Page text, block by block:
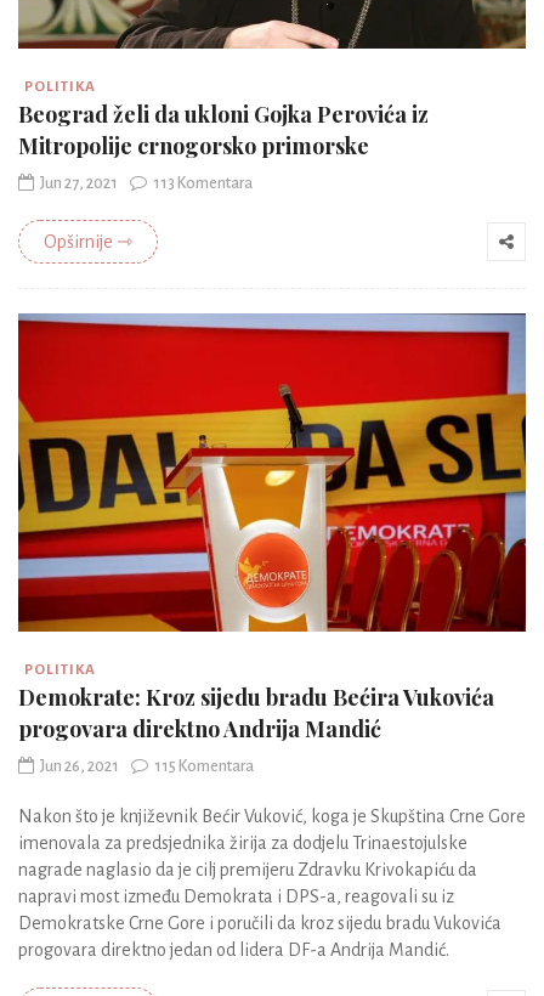
POLITIKA
Beograd želi da ukloni Gojka Perovića iz
Mitropolije crnogorsko primorske
Jun 27, 2021 113 Komentara
Opširnije ⇾
POLITIKA
Demokrate: Kroz sijedu bradu Bećira Vukovića
progovara direktno Andrija Mandić
Jun 26, 2021 115 Komentara
Nakon što je književnik Bećir Vuković, koga je Skupština Crne Gore
imenovala za predsjednika žirija za dodjelu Trinaestojulske
nagrade naglasio da je cilj premijeru Zdravku Krivokapiću da
napravi most između Demokrata i DPS-a, reagovali su iz
Demokratske Crne Gore i poručili da kroz sijedu bradu Vukovića
progovara direktno jedan od lidera DF-a Andrija Mandić.